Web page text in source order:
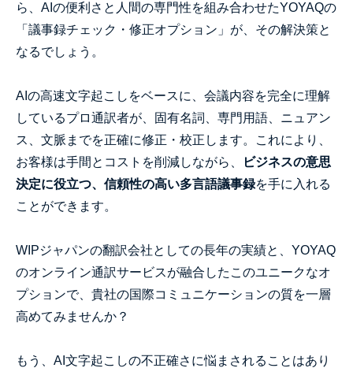
ら、AIの便利さと人間の専門性を組み合わせたYOYAQの
「議事録チェック・修正オプション」が、その解決策と
なるでしょう。
AIの高速文字起こしをベースに、会議内容を完全に理解
しているプロ通訳者が、固有名詞、専門用語、ニュアン
ス、文脈までを正確に修正・校正します。これにより、
お客様は手間とコストを削減しながら、
ビジネスの意思
決定に役立つ、信頼性の高い多言語議事録を手に入れる
ことができます。
WIPジャパンの翻訳会社としての長年の実績と、YOYAQ
のオンライン通訳サービスが融合したこのユニークなオ
プションで、貴社の国際コミュニケーションの質を一層
高めてみませんか？
もう、AI文字起こしの不正確さに悩まされることはあり